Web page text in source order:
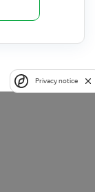
Privacy notice